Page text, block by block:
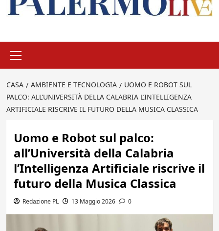
principale
CASA AMBIENTE E TECNOLOGIA
UOMO E ROBOT SUL
PALCO: ALL’UNIVERSITÀ DELLA CALABRIA L’INTELLIGENZA
ARTIFICIALE RISCRIVE IL FUTURO DELLA MUSICA CLASSICA
Uomo e Robot sul palco:
all’Università della Calabria
l’Intelligenza Artificiale riscrive il
futuro della Musica Classica
Redazione PL 13 Maggio 2026 0